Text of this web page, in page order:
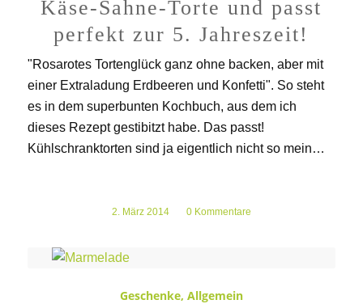
Käse-Sahne-Torte und passt
perfekt zur 5. Jahreszeit!
"Rosarotes Tortenglück ganz ohne backen, aber mit
einer Extraladung Erdbeeren und Konfetti". So steht
es in dem superbunten Kochbuch, aus dem ich
dieses Rezept gestibitzt habe. Das passt!
Kühlschranktorten sind ja eigentlich nicht so mein…
2. März 2014
/ 0 Kommentare
Geschenke, Allgemein